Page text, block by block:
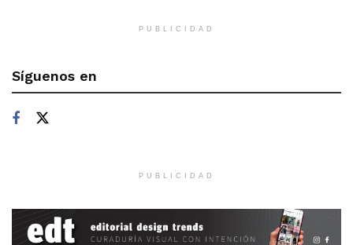
PUBLICIDAD
Síguenos en
PUBLICIDAD